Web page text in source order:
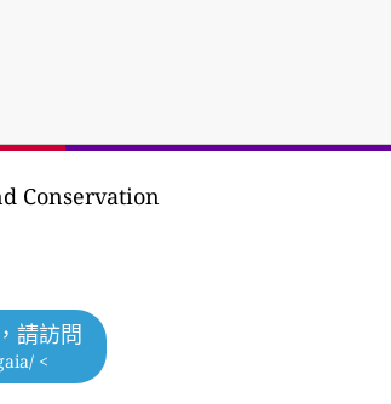
Conservation
請訪問
<